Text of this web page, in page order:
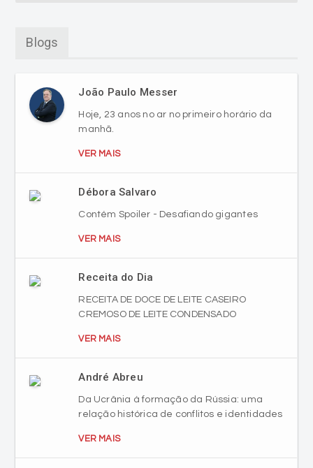
Blogs
João Paulo Messer
Hoje, 23 anos no ar no primeiro horário da
manhã.
VER MAIS
Débora Salvaro
Contém Spoiler - Desafiando gigantes
VER MAIS
Receita do Dia
RECEITA DE DOCE DE LEITE CASEIRO
CREMOSO DE LEITE CONDENSADO
VER MAIS
André Abreu
Da Ucrânia à formação da Rússia: uma
relação histórica de conflitos e identidades
VER MAIS